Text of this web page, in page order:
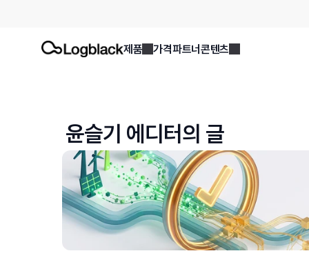
제품 가격파트너콘텐츠
윤슬기 에디터의 글